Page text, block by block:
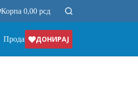
Корпа 0,00 рсд
ПродавницаДОНИРАЈ